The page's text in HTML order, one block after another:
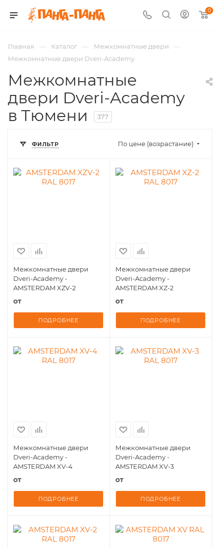
0
Главная — Каталог — Межкомнатные двери —
Межкомнатные двери Dveri-Academy
Межкомнатные
двери Dveri-Academy
в Тюмени
377
ФИЛЬТР По цене (возрастание)
Межкомнатные двери
Dveri-Academy -
AMSTERDAM XZV-2
от
ПОДРОБНЕЕ
Межкомнатные двери
Dveri-Academy -
AMSTERDAM XZ-2
от
ПОДРОБНЕЕ
Межкомнатные двери
Dveri-Academy -
AMSTERDAM XV-4
от
ПОДРОБНЕЕ
Межкомнатные двери
Dveri-Academy -
AMSTERDAM XV-3
от
ПОДРОБНЕЕ